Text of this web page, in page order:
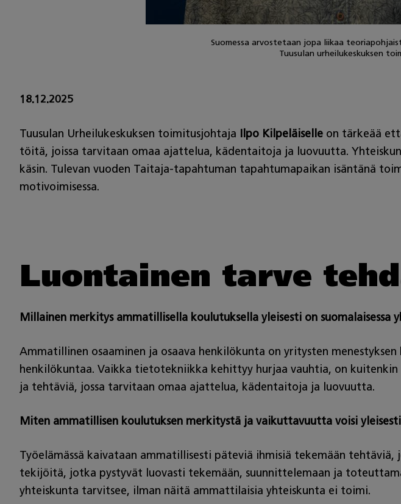
Suomessa arvostetaan jopa liikaa
Tuusulan urheilukeskuksen
18.12.2025
Tuusulan Urheilukeskuksen toimitusjohtaja Ilpo Kilpeläiselle on tärkeää
töitä, joissa tarvitaan omaa ajattelua, kädentaitoja ja luovuutta.
käsin. Tulevan vuoden Taitaja-tapahtuman tapahtumapaikan isäntänä
motivoimisessa.
Luontainen tarve
Millainen merkitys ammatillisella koulutuksella yleisesti on
Ammatillinen osaaminen ja osaava henkilökunta on yritysten
henkilökuntaa. Vaikka tietotekniikka kehittyy hurjaa vauhtia, on
ja tehtäviä, jossa tarvitaan omaa ajattelua, kädentaitoja ja luovuutta.
Miten ammatillisen koulutuksen merkitystä ja vaikuttavuutta voisi
Työelämässä kaivataan ammatillisesti päteviä ihmisiä tekemään
tekijöitä, jotka pystyvät luovasti tekemään, suunnittelemaan ja
yhteiskunta tarvitsee, ilman näitä ammattilaisia yhteiskunta ei toimi.